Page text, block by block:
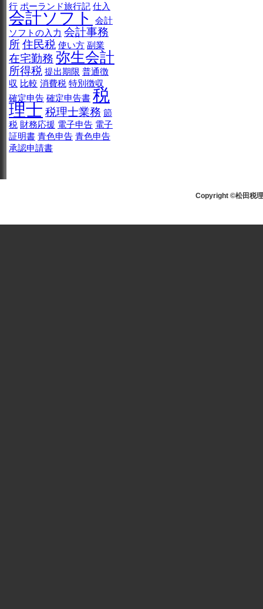
行 ポーランド旅行記 仕入
会計ソフト
会計
ソフトの入力 会計事務
所住民税 使い方 副業
在宅勤務 弥生会計
所得税 提出期限 普通徴
収 比較 消費税 特別徴収
確定申告 確定申告書 税
理士 税理士業務 節
税 財務応援 電子申告 電子
証明書 青色申告 青色申告
承認申請書
Copyright ©松田税